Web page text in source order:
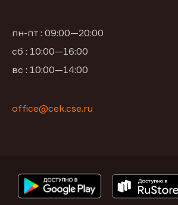
пн-пт : 09:00—20:00
сб : 10:00—16:00
вс : 10:00—14:00
office@cek.cse.ru